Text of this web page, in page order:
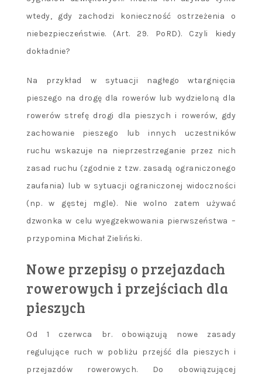
wtedy, gdy zachodzi konieczność ostrzeżenia o
niebezpieczeństwie. (Art. 29. PoRD). Czyli kiedy
dokładnie?
Na przykład w sytuacji nagłego wtargnięcia
pieszego na drogę dla rowerów lub wydzieloną dla
rowerów strefę drogi dla pieszych i rowerów, gdy
zachowanie pieszego lub innych uczestników
ruchu wskazuje na nieprzestrzeganie przez nich
zasad ruchu (zgodnie z tzw. zasadą ograniczonego
zaufania) lub w sytuacji ograniczonej widoczności
(np. w gęstej mgle). Nie wolno zatem używać
dzwonka w celu wyegzekwowania pierwszeństwa –
przypomina Michał Zieliński.
Nowe przepisy o przejazdach
rowerowych i przejściach dla
pieszych
Od 1 czerwca br. obowiązują nowe zasady
regulujące ruch w pobliżu przejść dla pieszych i
przejazdów rowerowych. Do obowiązującej